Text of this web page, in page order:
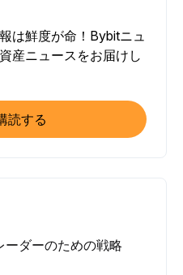
は鮮度が命！Bybitニュ
産ニュースをお届けし
読する
ダーのための戦略